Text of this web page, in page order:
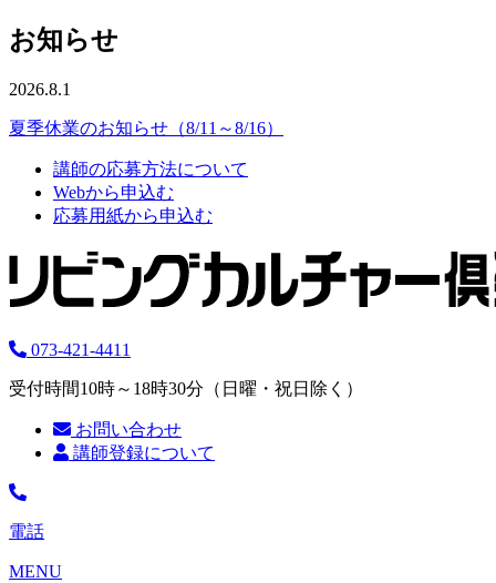
お知らせ
2026.8.1
夏季休業のお知らせ（8/11～8/16）
講師の応募方法について
Webから申込む
応募用紙から申込む
073-421-4411
受付時間10時～18時30分（日曜・祝日除く）
お問い合わせ
講師登録について
電話
MENU